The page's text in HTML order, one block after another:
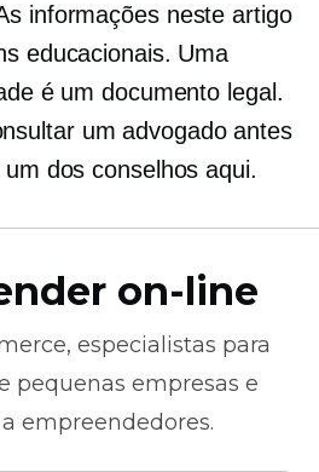
informações neste artigo
educacionais. Uma
é um documento legal.
um advogado antes
dos conselhos aqui.
on-line
especialistas para
pequenas empresas e
empreendedores.